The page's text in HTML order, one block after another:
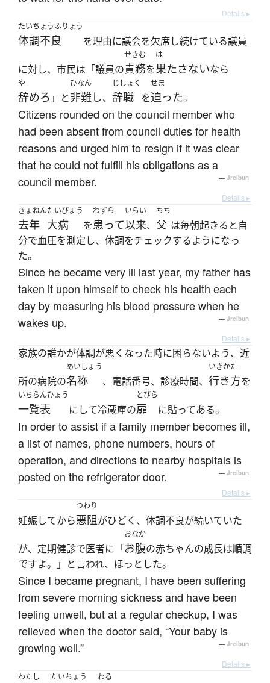
Details ▸
たいちょうふりょう
体調不良 を理由に議会を欠席し続けている議員
に対し、市民は「議員の
せきむ
責務を
は
果たさないなら
や
辞めろ 」と
ひなん
非難し、
じしょく
辞職 を
せま
迫った。
Citizens rounded on the council member who
had been absent from council duties for health
reasons and urged him to resign if it was clear
that he could not fulfill his obligations as a
council member.
— Jreibun
Details ▸
きょねん
去年
たいびょう
大病 を
わずら
患って
いらい
以来、
ちち
父 は毎朝起きると自
分で血圧を測定し、体調をチェックするようになっ
た。
Since he became very ill last year, my father has
taken it upon himself to check his health each
day by measuring his blood pressure when he
wakes up.
— Jreibun
Details ▸
家族の誰かが体調が悪くなった時に困らないよう、近
所の病院の
めいしょう
名称 、電話番号、診療時間、
いきかた
行き方を
いちらんひょう
一覧表 にして冷蔵庫の
とびら
扉 に貼ってある。
In order to assist if a family member becomes ill,
a list of names, phone numbers, hours of
operation, and directions to nearby hospitals is
posted on the refrigerator door.
— Jreibun
Details ▸
妊娠してから
つわり
悪阻がひどく、体調不良が続いていた
が、定期健診で医者に「
おなか
お腹の赤ちゃんの成長は順調
ですよ。」と言われ、ほっとした。
Since I became pregnant, I have been suffering
from severe morning sickness and have been
feeling unwell, but at a regular checkup, I was
relieved when the doctor said, “Your baby is
growing well.”
— Jreibun
Details ▸
わたし
たいちょう わる